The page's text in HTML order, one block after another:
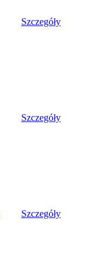
Szczegóły
Szczegóły
Szczegóły